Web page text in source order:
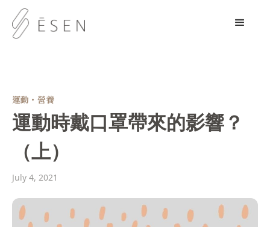
運動・營養
運動時戴口罩帶來的影響？
（上）
July 4, 2021